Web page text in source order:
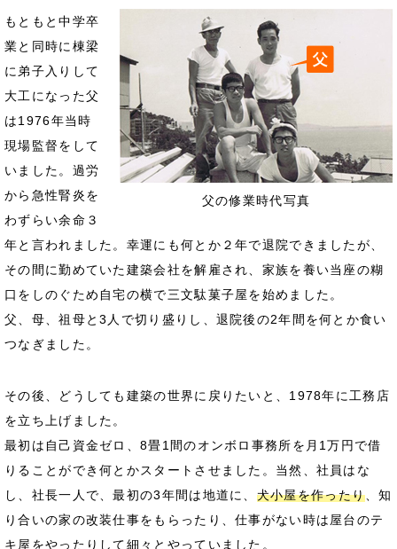
父の修業時代写真
もともと中学卒
業と同時に棟梁
に弟子入りして
大工になった父
は1976年当時
現場監督をして
いました。過労
から急性腎炎を
わずらい余命３
年と言われました。幸運にも何とか２年で退院できましたが、
その間に勤めていた建築会社を解雇され、家族を養い当座の糊
口をしのぐため自宅の横で三文駄菓子屋を始めました。
父、母、祖母と3人で切り盛りし、退院後の2年間を何とか食い
つなぎました。
その後、どうしても建築の世界に戻りたいと、1978年に工務店
を立ち上げました。
最初は自己資金ゼロ、8畳1間のオンボロ事務所を月1万円で借
りることができ何とかスタートさせました。当然、社員はな
し、社長一人で、最初の3年間は地道に、 犬小屋を作ったり、知
り合いの家の改装仕事をもらったり、仕事がない時は屋台のテ
キ屋をやったりして細々とやっていました。